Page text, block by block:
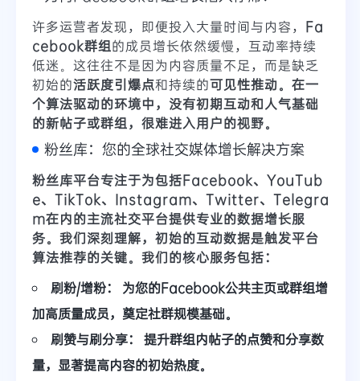
许多运营者发现，即便投入大量时间与内容， Fa
cebook群组的成员增长依然缓慢，互动率持续
低迷。这往往不是因为内容质量不足，而是缺乏
初始的活跃度引爆点和持续的可见性推动。在一
个算法驱动的环境中，没有初期互动和人气基础
的新帖子或群组，很难进入用户的视野。
粉丝库：您的全球社交媒体增长解决方案
粉丝库平台专注于为包括Facebook、YouTub
e、TikTok、Instagram、Twitter、Telegra
m在内的主流社交平台提供专业的数据增长服
务。我们深刻理解， 初始的互动数据是触发平台
算法推荐的关键。我们的核心服务包括：
刷粉/增粉：
为您的Facebook公共主页或群组增
加高质量成员，奠定社群规模基础。
刷赞与刷分享：
提升群组内帖子的点赞和分享数
量，显著提高内容的初始热度。